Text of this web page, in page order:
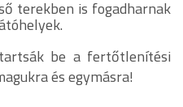
terekben is fogadharnak
be a fertőtlenítési
és egymásra!